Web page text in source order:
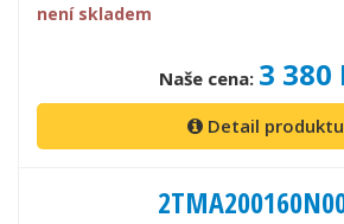
není skladem
Naše cena: 3 380
Detail produktu